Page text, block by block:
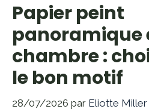
Papier peint
panoramique
chambre :
le bon motif
28/07/2026 par Eliotte Miller